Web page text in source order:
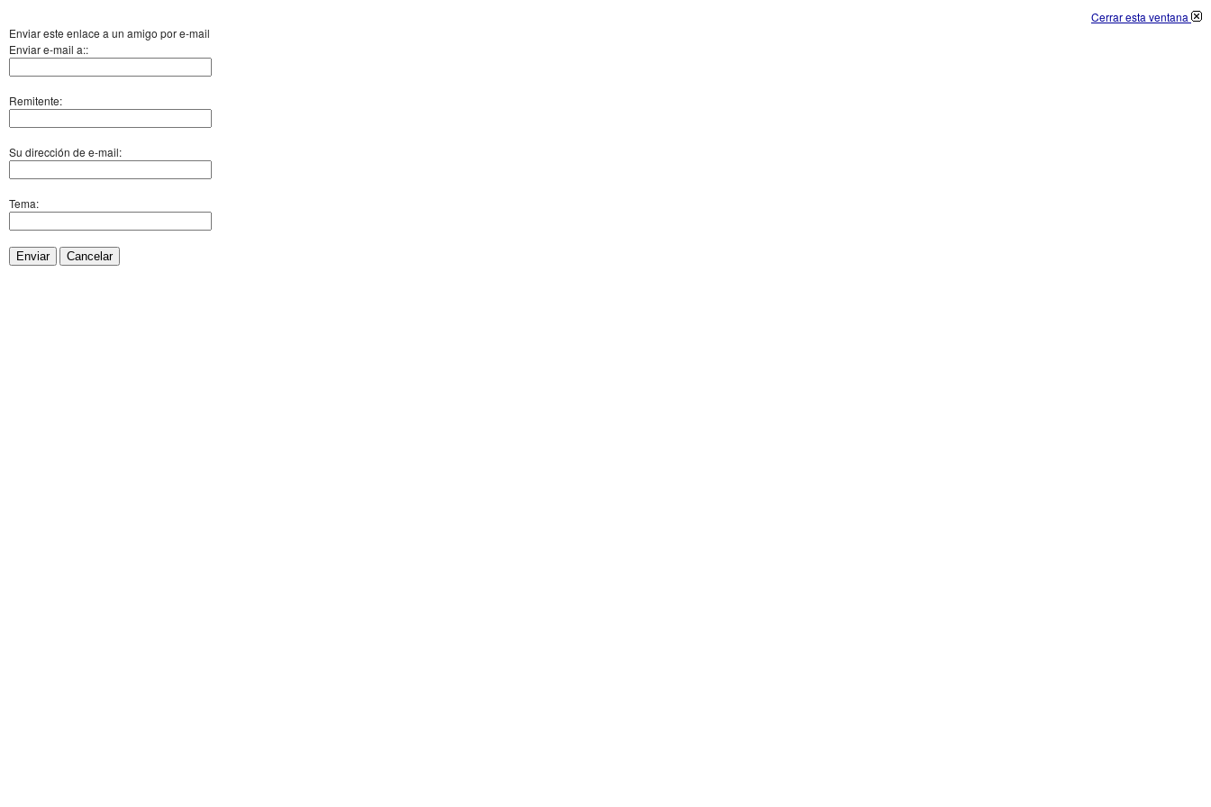
Cerrar esta ventana
Enviar este enlace a un amigo por e-mail
Enviar e-mail a::
Remitente:
Su dirección de e-mail:
Tema:
Enviar Cancelar